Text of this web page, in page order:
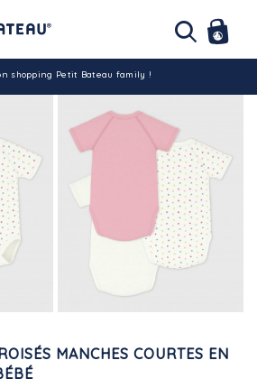
shopping Petit Bateau family !
est assurée partout en Tunisie !
par carte bancaire (hors promo)
MANCHES COURTES EN